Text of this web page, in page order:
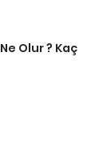
Olur ? Kaç